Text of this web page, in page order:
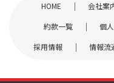
HOME 会社案
約款一覧
個
採用情報
情報流